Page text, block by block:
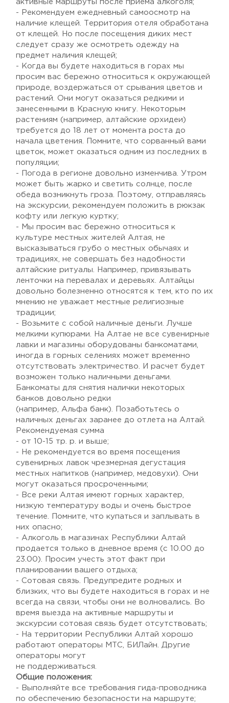
активные маршруты после приема алкоголя;
- Рекомендуем ежедневный самоосмотр на
наличие клещей. Территория отеля обработана
от клещей. Но после посещения диких мест
следует сразу же осмотреть одежду на
предмет наличия клещей;
- Когда вы будете находиться в горах мы
просим вас бережно относиться к окружающей
природе, воздержаться от срывания цветов и
растений. Они могут оказаться редкими и
занесенными в Красную книгу. Некоторым
растениям (например, алтайские орхидеи)
требуется до 18 лет от момента роста до
начала цветения. Помните, что сорванный вами
цветок, может оказаться одним из последних в
популяции;
- Погода в регионе довольно изменчива. Утром
может быть жарко и светить солнце, после
обеда возникнуть гроза. Поэтому, отправляясь
на экскурсии, рекомендуем положить в рюкзак
кофту или легкую куртку;
- Мы просим вас бережно относиться к
культуре местных жителей Алтая, не
высказываться грубо о местных обычаях и
традициях, не совершать без надобности
алтайские ритуалы. Например, привязывать
ленточки на перевалах и деревьях. Алтайцы
довольно болезненно относятся к тем, кто по их
мнению не уважает местные религиозные
традиции;
- Возьмите с собой наличные деньги. Лучше
мелкими купюрами. На Алтае не все сувенирные
лавки и магазины оборудованы банкоматами,
иногда в горных селениях может временно
отсутствовать электричество. И расчет будет
возможен только наличными деньгами.
Банкоматы для снятия налички некоторых
банков довольно редки
(например, Альфа банк). Позаботьтесь о
наличных деньгах заранее до отлета на Алтай.
Рекомендуемая сумма
- от 10-15 тр. р. и выше;
- Не рекомендуется во время посещения
сувенирных лавок чрезмерная дегустация
местных напитков (например, медовухи). Они
могут оказаться просроченными;
- Все реки Алтая имеют горных характер,
низкую температуру воды и очень быстрое
течение. Помните, что купаться и заплывать в
них опасно;
- Алкоголь в магазинах Республики Алтай
продается только в дневное время (с 10.00 до
23.00). Просим учесть этот факт при
планировании вашего отдыха;
- Сотовая связь. Предупредите родных и
близких, что вы будете находиться в горах и не
всегда на связи, чтобы они не волновались. Во
время выезда на активные маршруты и
экскурсии сотовая связь будет отсутствовать;
- На территории Республики Алтай хорошо
работают операторы МТС, БИЛайн. Другие
операторы могут
не поддерживаться.
Общие положения:
- Выполняйте все требования гида-проводника
по обеспечению безопасности на маршруте;